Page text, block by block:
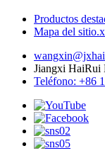
Productos
Mapa del
Jiangxi HaiRui
Teléfono: +86